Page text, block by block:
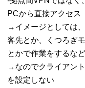
PCから直接アクセス
→イメージとしては
客先とか、くつろぎ
とかで作業をするな
→なのでクライアン
を設定しない